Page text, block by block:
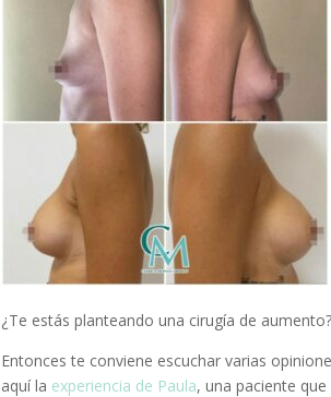
¿Te estás planteando una cirugía de aumento?
Entonces te conviene escuchar varias
aquí la experiencia de Paula, una paciente